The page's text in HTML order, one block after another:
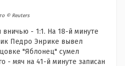
© Reuters
- 1:1. На 18-й минуте
Педро Энрике вывел
"Яблонец" сумел
- мяч на 41-й минуте записан